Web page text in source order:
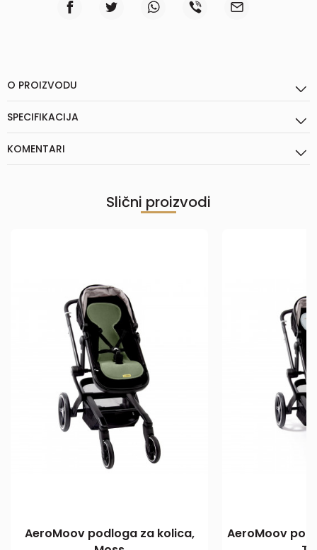
O PROIZVODU
SPECIFIKACIJA
KOMENTARI
Slični proizvodi
AeroMoov podloga za kolica,
AeroMoov